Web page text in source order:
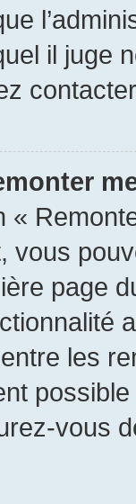
il juge
«
vous
page
les
vous